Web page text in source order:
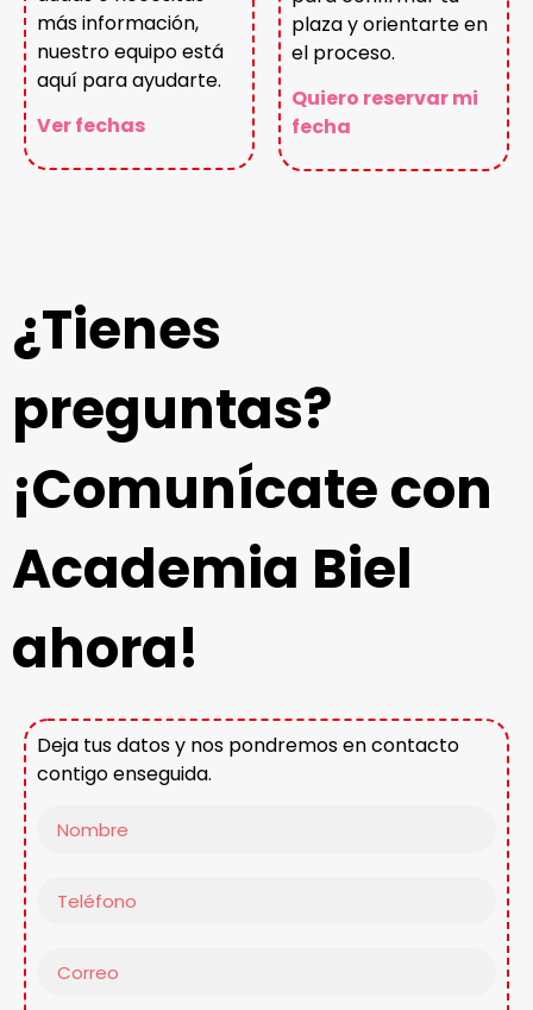
más información,
nuestro equipo está
aquí para ayudarte.
Ver fechas
plaza y orientarte en
el proceso.
Quiero reservar mi
fecha
¿Tienes
preguntas?
¡Comunícate con
Academia Biel
ahora!
Deja tus datos y nos pondremos en contacto
contigo enseguida.